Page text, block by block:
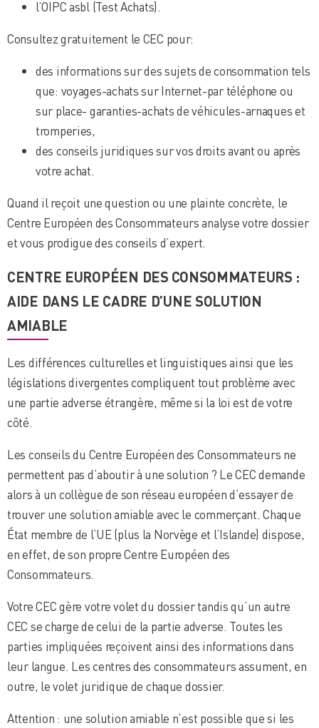
l’OIPC asbl (Test Achats).
Consultez gratuitement le CEC pour:
des informations sur des sujets de consommation tels
que: voyages-achats sur Internet-par téléphone ou
sur place- garanties-achats de véhicules-arnaques et
tromperies,
des conseils juridiques sur vos droits avant ou après
votre achat.
Quand il reçoit une question ou une plainte concrète, le
Centre Européen des Consommateurs analyse votre dossier
et vous prodigue des conseils d’expert.
CENTRE EUROPÉEN DES CONSOMMATEURS :
AIDE DANS LE CADRE D’UNE SOLUTION
AMIABLE
Les différences culturelles et linguistiques ainsi que les
législations divergentes compliquent tout problème avec
une partie adverse étrangère, même si la loi est de votre
côté.
Les conseils du Centre Européen des Consommateurs ne
permettent pas d’aboutir à une solution ? Le CEC demande
alors à un collègue de son réseau européen d’essayer de
trouver une solution amiable avec le commerçant. Chaque
État membre de l’UE (plus la Norvège et l’Islande) dispose,
en effet, de son propre Centre Européen des
Consommateurs.
Votre CEC gère votre volet du dossier tandis qu’un autre
CEC se charge de celui de la partie adverse. Toutes les
parties impliquées reçoivent ainsi des informations dans
leur langue. Les centres des consommateurs assument, en
outre, le volet juridique de chaque dossier.
Attention : une solution amiable n’est possible que si les